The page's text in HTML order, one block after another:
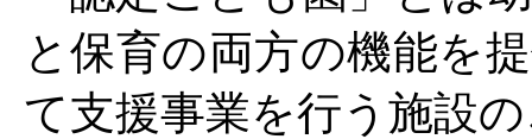
と保育の両方の機能を
て支援事業を行う施設